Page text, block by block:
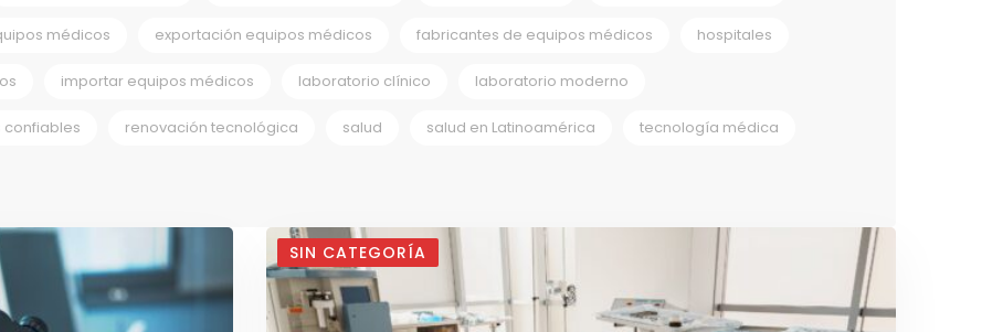
médicos exportación equipos médicos fabricantes de equipos médicos hospitales
importar equipos médicos laboratorio clínico laboratorio moderno
renovación tecnológica salud salud en Latinoamérica tecnología médica
SIN CATEGORÍA